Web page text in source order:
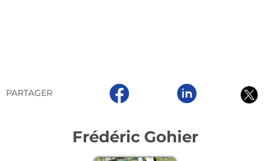
PARTAGER
Frédéric Gohier